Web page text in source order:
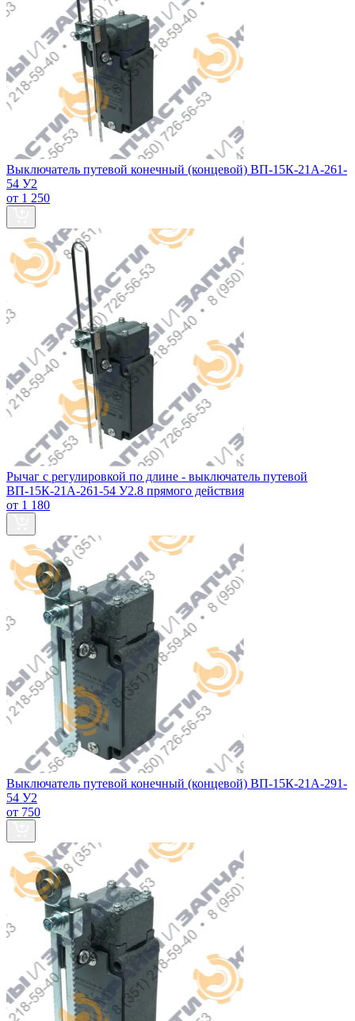
Выключатель путевой конечный (концевой) ВП-15К-21А-261-
54 У2
от 1 250
Рычаг с регулировкой по длине - выключатель путевой
ВП-15К-21А-261-54 У2.8 прямого действия
от 1 180
Выключатель путевой конечный (концевой) ВП-15К-21А-291-
54 У2
от 750